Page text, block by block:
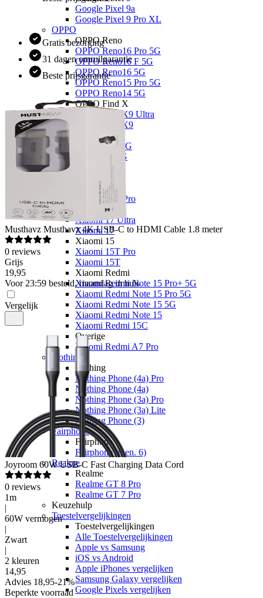
Google Pixel 9a
Google Pixel 9 Pro XL
OPPO
OPPO Reno
OPPO Reno16 Pro 5G
OPPO Reno16 F 5G
OPPO Reno16 5G
OPPO Reno15 Pro 5G
OPPO Reno14 5G
OPPO Find X
OPPO Find X9 Ultra
OPPO Find X9
OPPO A
OPPO A6x 5G
OPPO A6 5G
OPPO A40
Xiaomi 17
Xiaomi 17T Pro
Xiaomi 17T
Xiaomi 17 Ultra
Xiaomi 17
Xiaomi 15
Xiaomi 15T Pro
Xiaomi 15T
Xiaomi Redmi
Xiaomi Redmi Note 15 Pro+ 5G
Xiaomi Redmi Note 15 Pro 5G
Xiaomi Redmi Note 15 5G
Xiaomi Redmi Note 15
Xiaomi Redmi 15C
Overige
Xiaomi Redmi A7 Pro
Nothing
Nothing
Nothing Phone (4a) Pro
Nothing Phone (4a)
Nothing Phone (3a) Pro
Nothing Phone (3a) Lite
Nothing Phone (3)
Fairphone
Fairphone
Fairphone (Gen. 6)
Realme
Realme
Realme GT 8 Pro
Realme GT 7 Pro
Keuzehulp
Toestelvergelijkingen
Toestelvergelijkingen
Alle Toestelvergelijkingen
Apple vs Samsung
iOS vs Android
Apple iPhones vergelijken
Samsung Galaxy vergelijken
Google Pixels vergelijken
Gratis bezorging
31 dagen omruilgarantie
Beste prijsgarantie
Musthavz Musthavz 4K USB-C to HDMI Cable 1.8 meter
0 reviews
Grijs
19,95
Voor 23:59 besteld, maandag in huis
Vergelijk
Joyroom 60W USB-C Fast Charging Data Cord
0 reviews
1m
|
60W vermogen
|
Zwart
|
2 kleuren
14,95
Advies 18,95-21%
Beperkte voorraad